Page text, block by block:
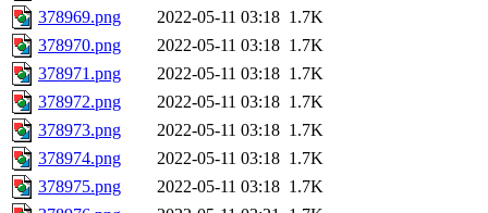
378969.png
2022-05-11 03:18 1.7K
378970.png
2022-05-11 03:18 1.7K
378971.png
2022-05-11 03:18 1.7K
378972.png
2022-05-11 03:18 1.7K
378973.png
2022-05-11 03:18 1.7K
378974.png
2022-05-11 03:18 1.7K
378975.png
2022-05-11 03:18 1.7K